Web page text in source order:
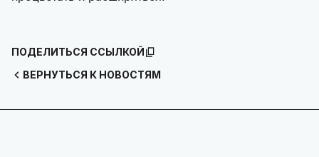
ВЕРНУТЬСЯ К НОВОСТЯМ
ПОДЕЛИТЬСЯ ССЫЛКОЙ